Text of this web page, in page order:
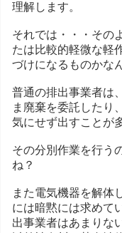
理解します。
それでは・・・その
たは比較的軽微な軽
づけになるものかな
普通の排出事業者は
ま廃棄を委託したり
気にせず出すことが
その分別作業を行う
ね？
また電気機器を解体
には暗黙には求めて
出事業者はあまりな